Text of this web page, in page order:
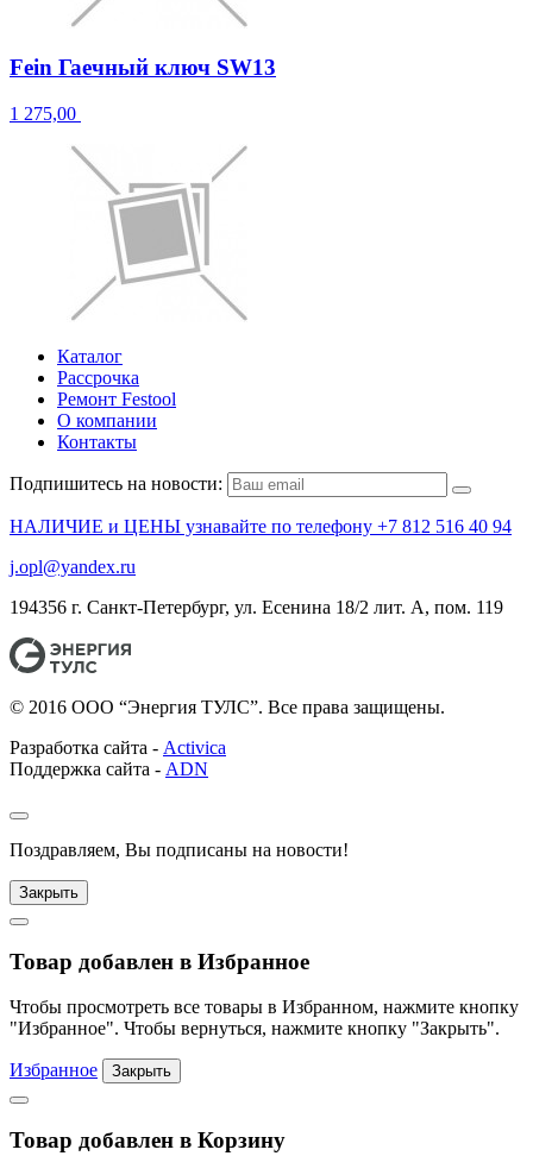
Fein Гаечный ключ SW13
1 275,00
Каталог
Рассрочка
Ремонт Festool
О компании
Контакты
Подпишитесь на новости:
НАЛИЧИЕ и ЦЕНЫ узнавайте по телефону +7 812 516 40 94
j.opl@yandex.ru
194356 г. Санкт-Петербург, ул. Есенина 18/2 лит. А, пом. 119
© 2016 ООО “Энергия ТУЛС”. Все права защищены.
Разработка сайта - Activica
Поддержка сайта - ADN
Поздравляем, Вы подписаны на новости!
Закрыть
Товар добавлен в Избранное
Чтобы просмотреть все товары в Избранном, нажмите кнопку
"Избранное". Чтобы вернуться, нажмите кнопку "Закрыть".
Избранное Закрыть
Товар добавлен в Корзину